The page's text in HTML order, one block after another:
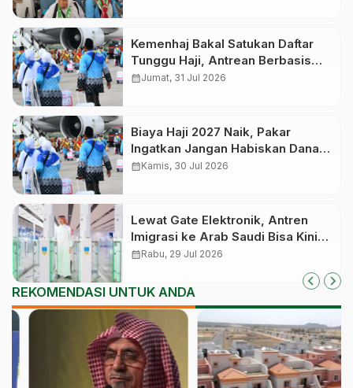
Kemenhaj Bakal Satukan Daftar
Tunggu Haji, Antrean Berbasis
Nasional dan Bukan Lagi Provinsi
calendar_monthJumat, 31 Jul 2026
Biaya Haji 2027 Naik, Pakar
Ingatkan Jangan Habiskan Dana
Manfaat Jutaan Calon Jemaah
calendar_monthKamis, 30 Jul 2026
Lewat Gate Elektronik, Antren
Imigrasi ke Arab Saudi Bisa Kini
Cepat
calendar_monthRabu, 29 Jul 2026
REKOMENDASI UNTUK ANDA